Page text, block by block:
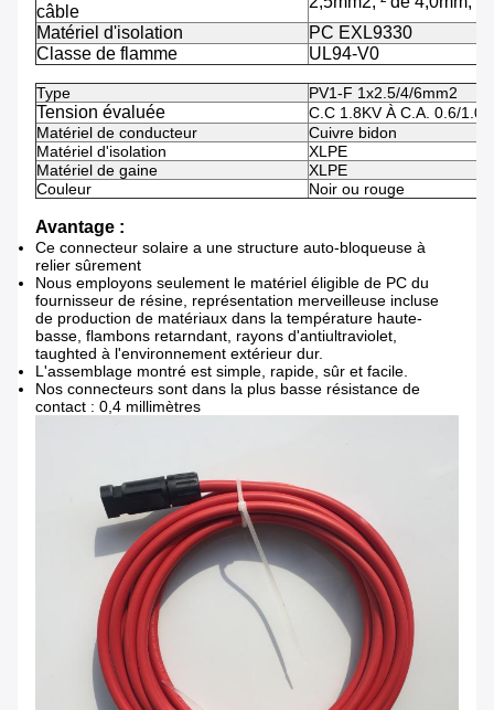
câble
Matériel d'isolation
PC EXL9330
Classe de flamme
UL94-V0
Type PV1-F 1x2.5/4/6mm2
Tension évaluée
C.C 1.8KV À C.A. 0.6/
Matériel de conducteur
Cuivre bidon
Matériel d'isolation
XLPE
Matériel de gaine
XLPE
Couleur
Noir ou rouge
Avantage :
Ce connecteur solaire a une structure auto-bloqueuse à
relier sûrement
Nous employons seulement le matériel éligible de PC du
fournisseur de résine, représentation merveilleuse incluse
de production de matériaux dans la température haute-
basse, flambons retarndant, rayons d'antiultraviolet,
taughted à l'environnement extérieur dur.
L'assemblage montré est simple, rapide, sûr et facile.
Nos connecteurs sont dans la plus basse résistance de
contact : 0,4 millimètres